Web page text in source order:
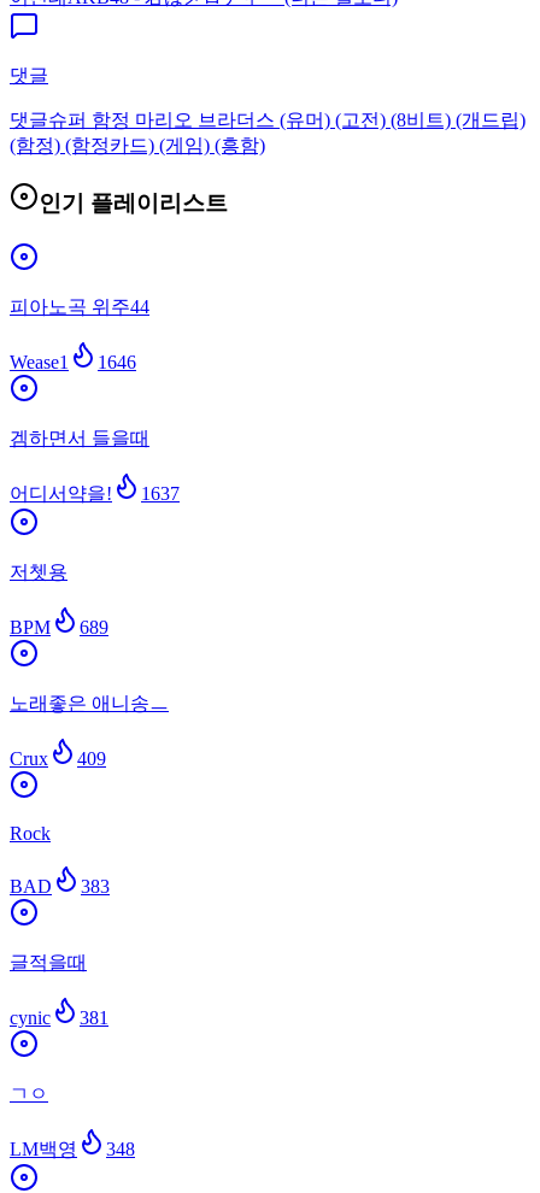
댓글
댓글슈퍼 함정 마리오 브라더스 (유머) (고전) (8비트) (개드립)
(함정) (함정카드) (게임) (흥함)
인기 플레이리스트
피아노곡 위주44
Wease1 1646
겜하면서 들을때
어디서약을! 1637
저쳇용
BPM 689
노래좋은 애니송ㅡ
Crux 409
Rock
BAD 383
글적을때
cynic 381
ㄱㅇ
LM백영 348